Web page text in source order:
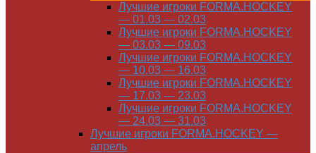
Лучшие игроки FORMA.HOCKEY
— 01.03 — 02.03
Лучшие игроки FORMA.HOCKEY
— 03.03 — 09.03
Лучшие игроки FORMA.HOCKEY
— 10.03 — 16.03
Лучшие игроки FORMA.HOCKEY
— 17.03 — 23.03
Лучшие игроки FORMA.HOCKEY
— 24.03 — 31.03
Лучшие игроки FORMA.HOCKEY —
апрель